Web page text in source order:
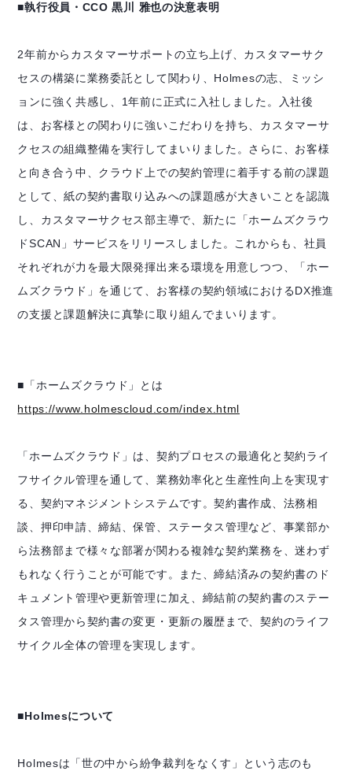
■執行役員・CCO 黒川 雅也の決意表明
2年前からカスタマーサポートの立ち上げ、カスタマーサク
セスの構築に業務委託として関わり、Holmesの志、ミッシ
ョンに強く共感し、1年前に正式に入社しました。入社後
は、お客様との関わりに強いこだわりを持ち、カスタマーサ
クセスの組織整備を実行してまいりました。さらに、お客様
と向き合う中、クラウド上での契約管理に着手する前の課題
として、紙の契約書取り込みへの課題感が大きいことを認識
し、カスタマーサクセス部主導で、新たに「ホームズクラウ
ドSCAN」サービスをリリースしました。これからも、社員
それぞれが力を最大限発揮出来る環境を用意しつつ、「ホー
ムズクラウド」を通じて、お客様の契約領域におけるDX推進
の支援と課題解決に真摯に取り組んでまいります。
■「ホームズクラウド」とは
https://www.holmescloud.com/index.html
「ホームズクラウド」は、契約プロセスの最適化と契約ライ
フサイクル管理を通して、業務効率化と生産性向上を実現す
る、契約マネジメントシステムです。契約書作成、法務相
談、押印申請、締結、保管、ステータス管理など、事業部か
ら法務部まで様々な部署が関わる複雑な契約業務を、迷わず
もれなく行うことが可能です。また、締結済みの契約書のド
キュメント管理や更新管理に加え、締結前の契約書のステー
タス管理から契約書の変更・更新の履歴まで、契約のライフ
サイクル全体の管理を実現します。
■Holmesについて
Holmesは「世の中から紛争裁判をなくす」という志のも